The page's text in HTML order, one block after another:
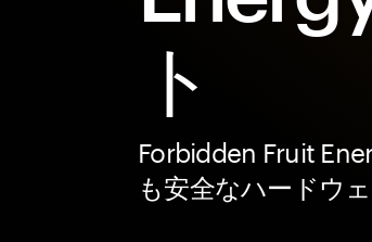
ト
Forbidden Fruit
も安全なハードウ